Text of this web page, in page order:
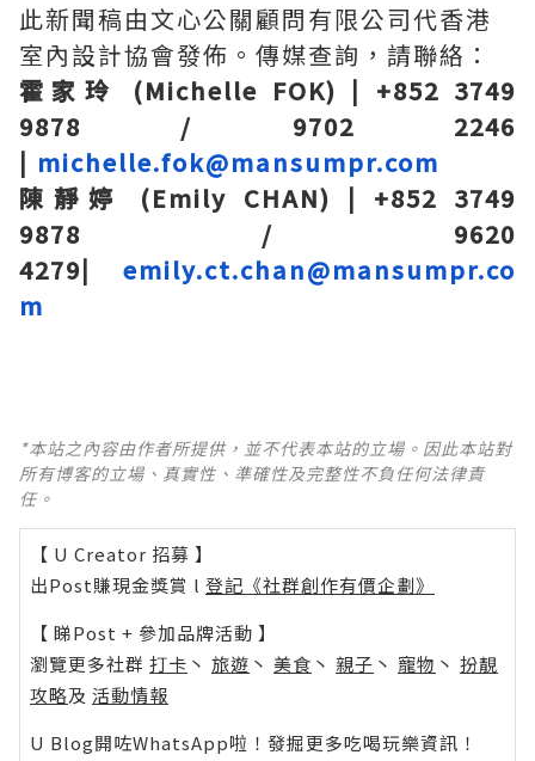
此新聞稿由文心公關顧問有限公司代香港
室內設計協會發佈。傳媒查詢，請聯絡：
霍家玲 (Michelle FOK) | +852 3749
9878 / 9702 2246
| michelle.fok@mansumpr.com
陳靜婷 (Emily CHAN) | +852 3749
9878 / 9620
4279| emily.ct.chan@mansumpr.co
m
*本站之內容由作者所提供，並不代表本站的立場。因此本站對
所有博客的立場、真實性、準確性及完整性不負任何法律責
任。
【 U Creator 招募 】
出Post賺現金獎賞 l 登記《社群創作有價企劃》
【 睇Post + 參加品牌活動 】
瀏覽更多社群 打卡 丶 旅遊 丶 美食 丶 親子 丶 寵物 丶 扮靚
攻略及 活動情報
U Blog開咗WhatsApp啦！發掘更多吃喝玩樂資訊！